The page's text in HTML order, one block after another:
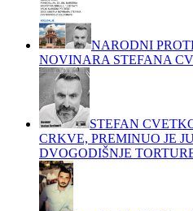
NARODNI
NOVINARA STEFANA
STEFAN
CRKVE, PREMINUO JE
DVOGODIŠNJE